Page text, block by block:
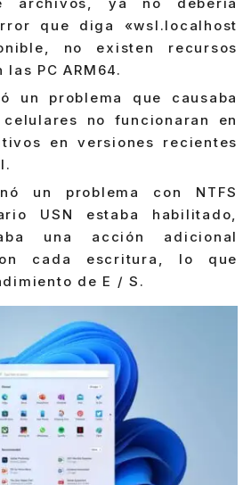
que diga «wsl.localhost
no existen recursos
PC ARM64.
un problema que causaba
no funcionaran en
en versiones recientes
un problema con NTFS
USN estaba habilitado,
una acción adicional
cada escritura, lo que
de E / S.